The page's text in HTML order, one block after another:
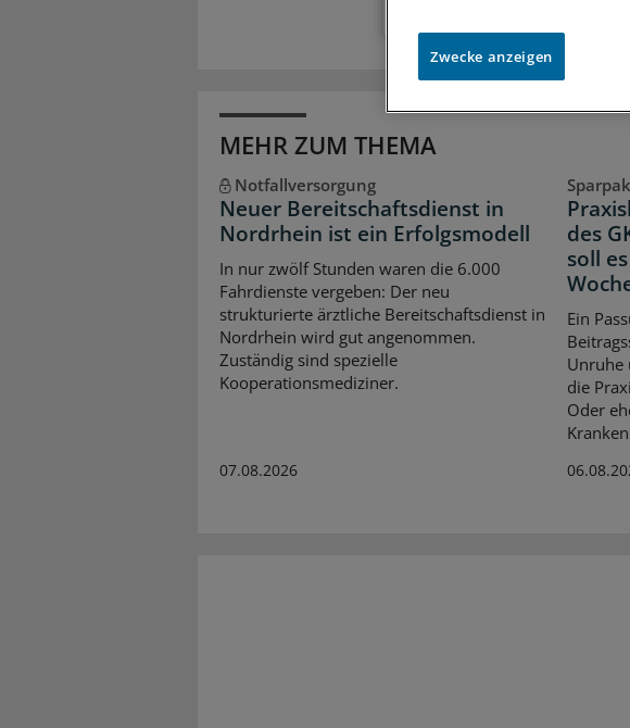
MEHR ZUM THEMA
Notfallversorgung
Neuer Bereitschaftsdienst in
Nordrhein ist ein Erfolgsmodell
In nur zwölf Stunden waren die 6.000
Fahrdienste vergeben: Der neu
strukturierte ärztliche Bereitschaftsdienst in
Nordrhein wird gut angenommen.
Zuständig sind spezielle
Kooperationsmediziner.
07.08.2026
des
soll
Ein
Unruhe
die
Oder
Zwecke anzeigen